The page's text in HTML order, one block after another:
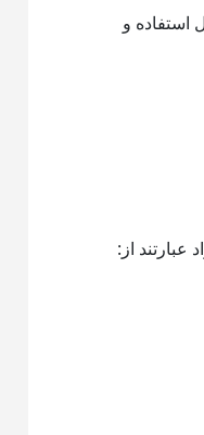
استفاده و
از: